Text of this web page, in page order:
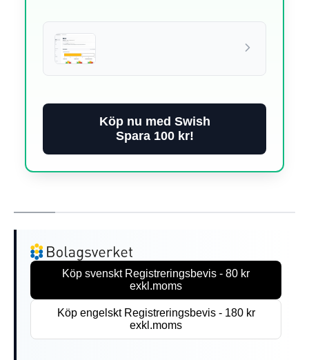
Köp nu med Swish
Spara 100 kr!
Köp svenskt Registreringsbevis - 80 kr
exkl.moms
Köp engelskt Registreringsbevis - 180 kr
exkl.moms